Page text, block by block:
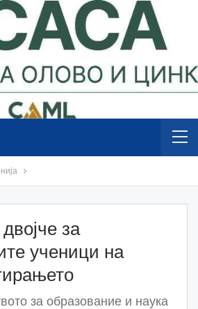
за
ученици на
за образование и наука